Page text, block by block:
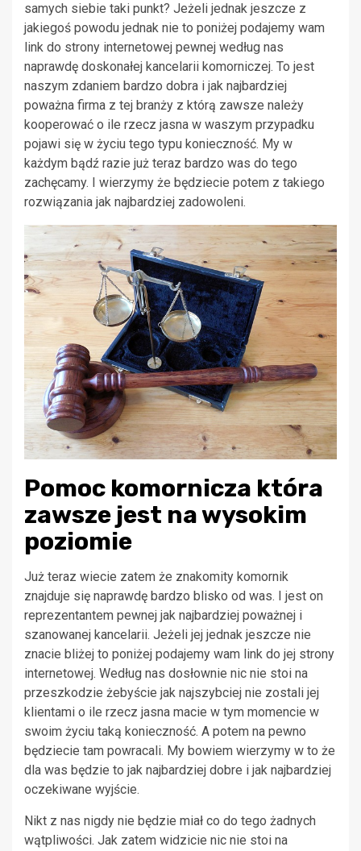
samych siebie taki punkt? Jeżeli jednak jeszcze z
jakiegoś powodu jednak nie to poniżej podajemy wam
link do strony internetowej pewnej według nas
naprawdę doskonałej kancelarii komorniczej. To jest
naszym zdaniem bardzo dobra i jak najbardziej
poważna firma z tej branży z którą zawsze należy
kooperować o ile rzecz jasna w waszym przypadku
pojawi się w życiu tego typu konieczność. My w
każdym bądź razie już teraz bardzo was do tego
zachęcamy. I wierzymy że będziecie potem z takiego
rozwiązania jak najbardziej zadowoleni.
Pomoc komornicza która
zawsze jest na wysokim
poziomie
Już teraz wiecie zatem że znakomity komornik
znajduje się naprawdę bardzo blisko od was. I jest on
reprezentantem pewnej jak najbardziej poważnej i
szanowanej kancelarii. Jeżeli jej jednak jeszcze nie
znacie bliżej to poniżej podajemy wam link do jej strony
internetowej. Według nas dosłownie nic nie stoi na
przeszkodzie żebyście jak najszybciej nie zostali jej
klientami o ile rzecz jasna macie w tym momencie w
swoim życiu taką konieczność. A potem na pewno
będziecie tam powracali. My bowiem wierzymy w to że
dla was będzie to jak najbardziej dobre i jak najbardziej
oczekiwane wyjście.
Nikt z nas nigdy nie będzie miał co do tego żadnych
wątpliwości. Jak zatem widzicie nic nie stoi na